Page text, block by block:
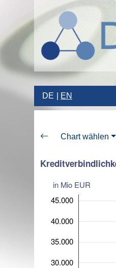
DE EN
Chart wählen
in Mio EUR
30.000
35.000
40.000
45.000